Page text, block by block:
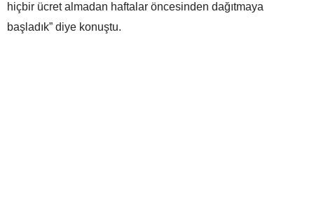
hiçbir ücret almadan haftalar öncesinden dağıtmaya
başladık” diye konuştu.